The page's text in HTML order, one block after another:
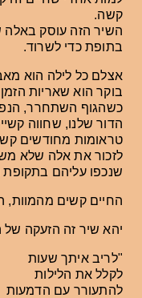
קשה.
השיר הזה עוסק באלה
בתופת כדי לשרוד.
אצלם כל לילה הוא
בוקר הוא שאריות
כשהגוף השתחרר,
הדור שלנו, שחווה
טראומות מחודשים
שנכפו עליהם
החיים קשים
יהא שיר זה הזעקה של
"לריב איתך שעות
לקלל את הלילות
להתעורר עם הדמעות